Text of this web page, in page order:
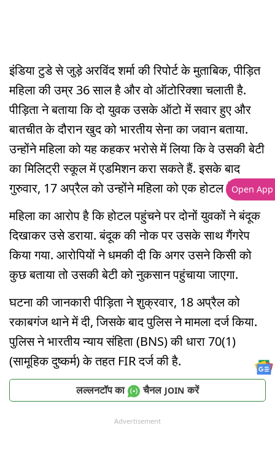
इंडिया टुडे से जुड़े अरविंद शर्मा की रिपोर्ट के मुताबिक, पीड़ित
महिला की उम्र 36 साल है और वो ऑटोरिक्शा चलाती है.
पीड़िता ने बताया कि दो युवक उसके ऑटो में सवार हुए और
बातचीत के दौरान खुद को भारतीय सेना का जवान बताया.
उन्होंने महिला को यह कहकर भरोसे में लिया कि वे उसकी बेटी
का मिलिट्री स्कूल में एडमिशन करा सकते हैं. इसके बाद
गुरुवार, 17 अप्रैल को उन्होंने महिला को एक होटल में बुलाया.
महिला का आरोप है कि होटल पहुंचने पर दोनों युवकों ने बंदूक
दिखाकर उसे डराया. बंदूक की नोक पर उसके साथ गैंगरेप
किया गया. आरोपियों ने धमकी दी कि अगर उसने किसी को
कुछ बताया तो उसकी बेटी को नुकसान पहुंचाया जाएगा.
घटना की जानकारी पीड़िता ने शुक्रवार, 18 अप्रैल को
रकाबगंज थाने में दी, जिसके बाद पुलिस ने मामला दर्ज किया.
पुलिस ने भारतीय न्याय संहिता (BNS) की धारा 70(1)
(सामूहिक दुष्कर्म) के तहत FIR दर्ज की है.
लल्लनटॉप का चैनल JOIN करें
Advertisement
Open App